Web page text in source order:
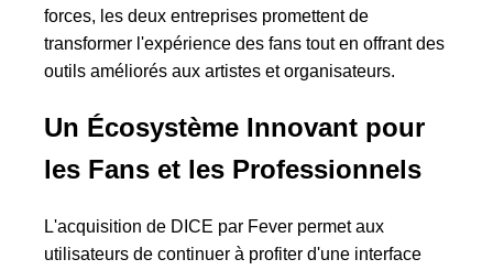
forces, les deux entreprises promettent de
transformer l'expérience des fans tout en offrant des
outils améliorés aux artistes et organisateurs.
Un Écosystème Innovant pour
les Fans et les Professionnels
L'acquisition de DICE par Fever permet aux
utilisateurs de continuer à profiter d'une interface